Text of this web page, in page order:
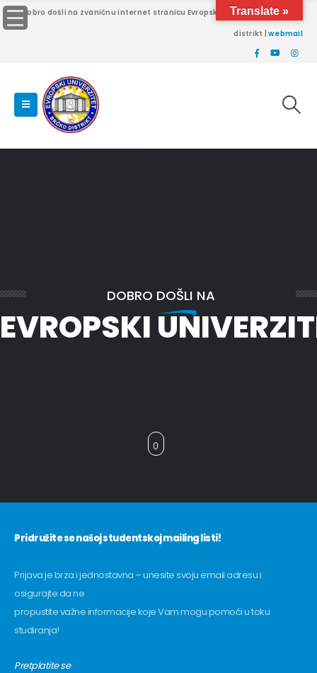
Dobro došli na zvaničnu internet stranicu Evropskog univerziteta Brčko
distrikt |webmail
DOBRO DOŠLI NA
EVROPSKI
Pridružite se našoj studentskoj mailing listi!
Prijava je brza i jednostavna – unesite svoju email adresu i
osigurajte da ne
propustite važne informacije koje Vam mogu pomoći u toku
studiranja!
Pretplatite se
Translate »